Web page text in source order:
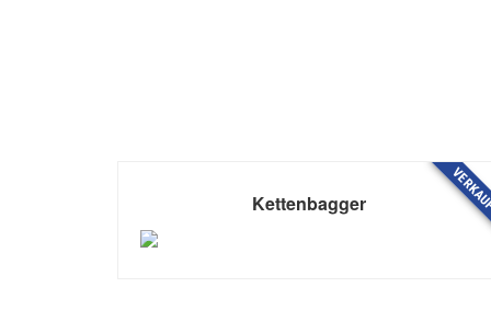
Kettenbagger